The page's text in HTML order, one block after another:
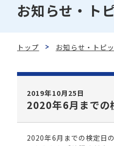
お知らせ・ト
トップ お知らせ・トピ
2019年10月25日
2020年6月までの
2020年6月までの検定日